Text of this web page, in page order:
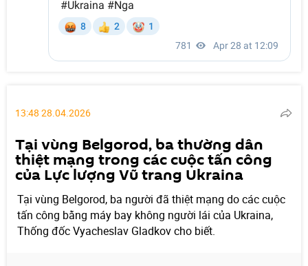
13:48 28.04.2026
Tại vùng Belgorod, ba thường dân
thiệt mạng trong các cuộc tấn công
của Lực lượng Vũ trang Ukraina
Tại vùng Belgorod, ba người đã thiệt mạng do các cuộc
tấn công bằng máy bay không người lái của Ukraina,
Thống đốc Vyacheslav Gladkov cho biết.